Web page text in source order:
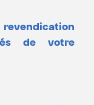
revendication
de votre